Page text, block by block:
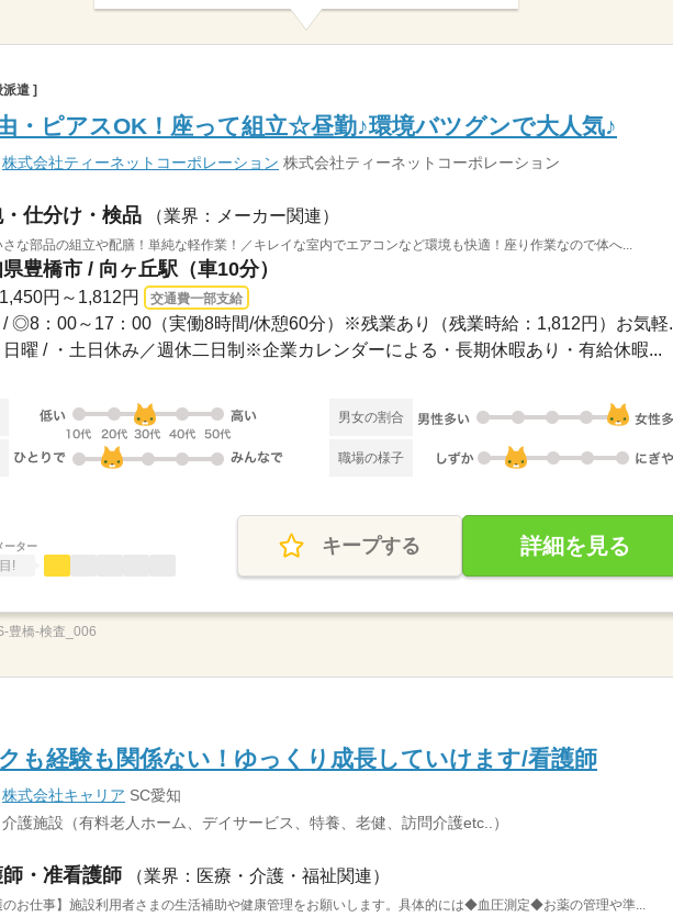
派遣 ]
・ピアスOK！座って組立☆昼勤♪環境バツグンで大人気♪
株式会社ティーネットコーポレーション 株式会社ティーネットコーポレーション
仕分け・検品 （業界：メーカー関連）
さな部品の組立や配膳！単純な軽作業！／キレイな室内でエアコンなど環境も快適！座り作業なので体へ...
豊橋市 / 向ヶ丘駅（車10分）
円～1,812円 交通費一部支給
/ ◎8：00～17：00（実働8時間/休憩60分）※残業あり（残業時給：1,812円）お気軽
日曜 / ・土日休み／週休二日制※企業カレンダーによる・長期休暇あり・有給休暇...
男女の割合
職場の様子
ーター
!
キープする 詳細を見る
豊橋-検査_006
も経験も関係ない！ゆっくり成長していけます/看護師
株式会社キャリア SC愛知
護施設（有料老人ホーム、デイサービス、特養、老健、訪問介護etc..）
・准看護師 （業界：医療・介護・福祉関連）
のお仕事】施設利用者さまの生活補助や健康管理をお願いします。具体的には◆血圧測定◆お薬の管理や準...